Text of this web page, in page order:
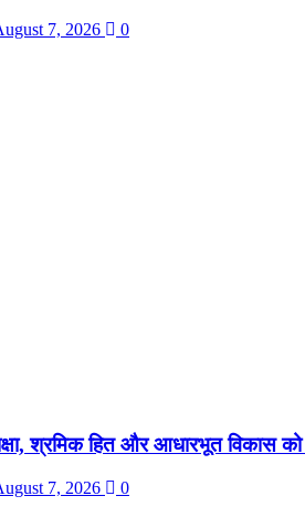
7, 2026 0
श्रमिक हित और आधारभूत विकास
7, 2026 0